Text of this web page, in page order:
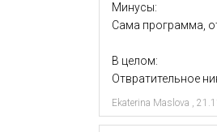
Ekaterina Maslova ,
Минусы:
Сама программа,
В целом:
Отвратительное